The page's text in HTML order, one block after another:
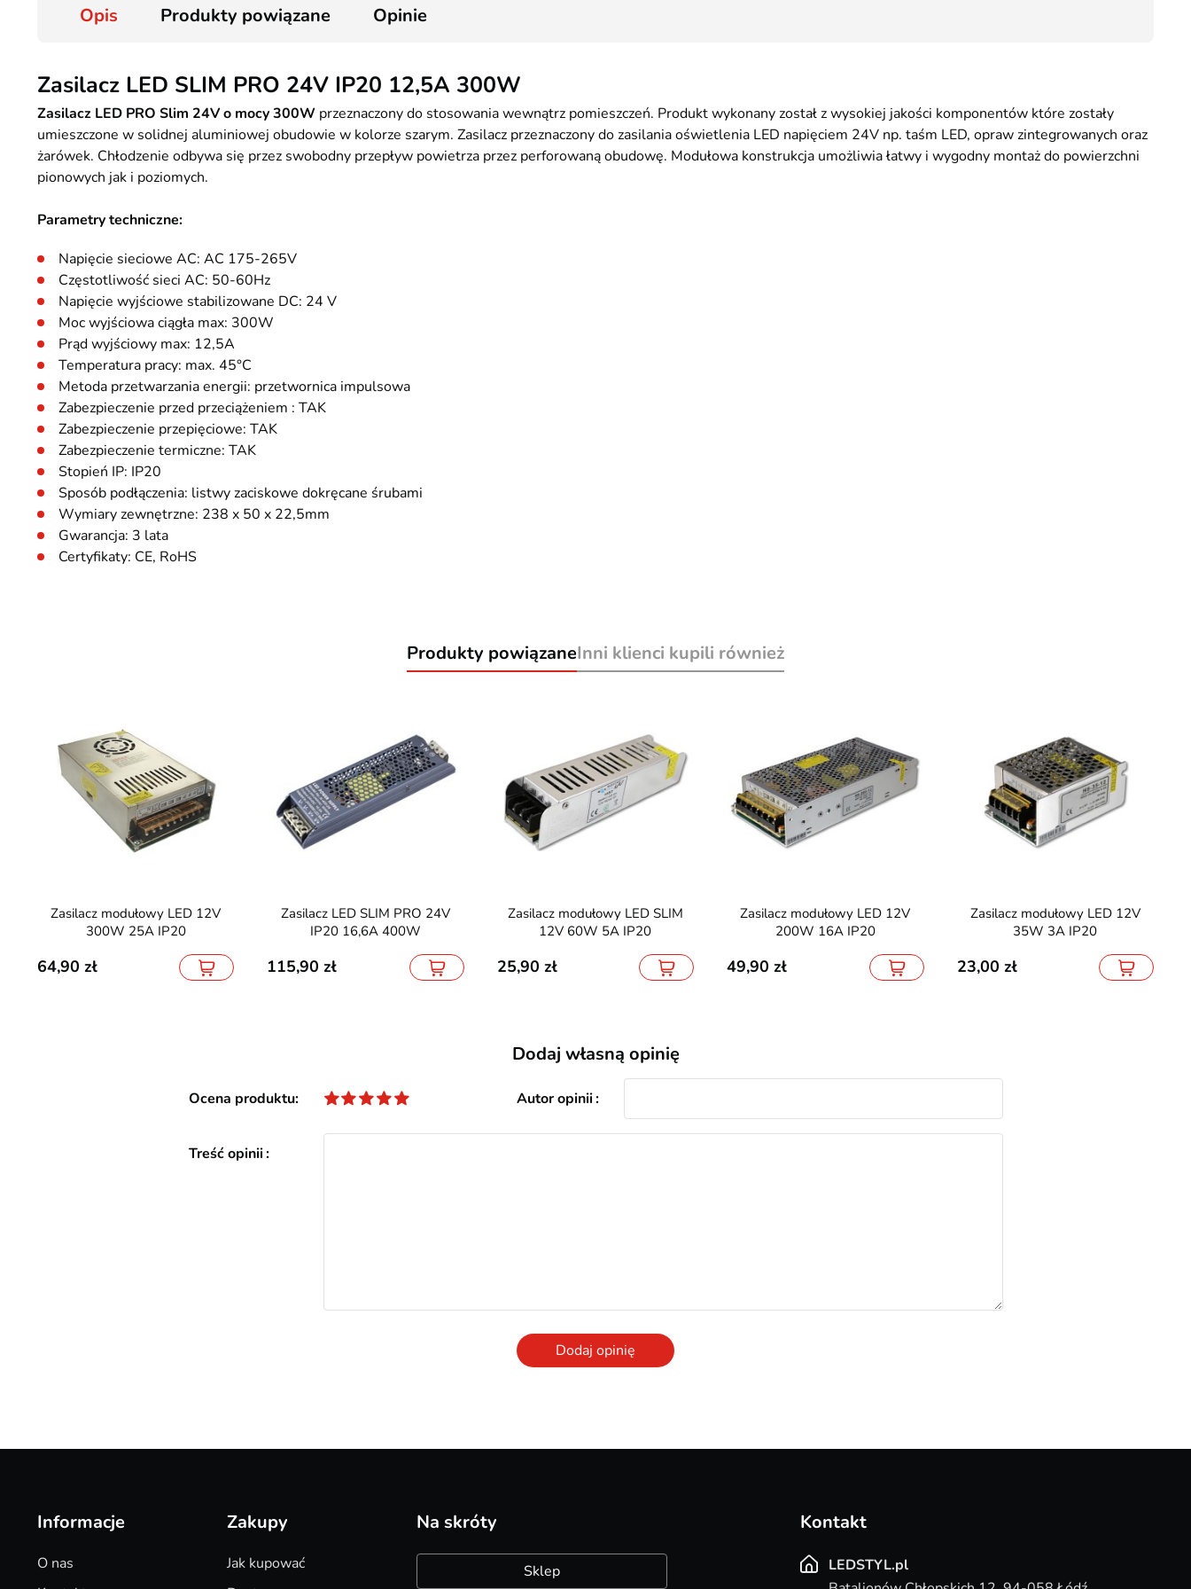
Opis Produkty powiązane Opinie
Zasilacz LED SLIM PRO 24V IP20 12,5A 300W
Zasilacz LED PRO Slim 24V o mocy 300W przeznaczony do stosowania wewnątrz pomieszczeń. Produkt wykonany został z wysokiej jakości komponentów które zostały
umieszczone w solidnej aluminiowej obudowie w kolorze szarym. Zasilacz przeznaczony do zasilania oświetlenia LED napięciem 24V np. taśm LED, opraw zintegrowanych oraz
żarówek. Chłodzenie odbywa się przez swobodny przepływ powietrza przez perforowaną obudowę. Modułowa konstrukcja umożliwia łatwy i wygodny montaż do powierzchni
pionowych jak i poziomych.
Parametry techniczne:
Napięcie sieciowe AC: AC 175-265V
Częstotliwość sieci AC: 50-60Hz
Napięcie wyjściowe stabilizowane DC: 24 V
Moc wyjściowa ciągła max: 300W
Prąd wyjściowy max: 12,5A
Temperatura pracy: max. 45°C
Metoda przetwarzania energii: przetwornica impulsowa
Zabezpieczenie przed przeciążeniem : TAK
Zabezpieczenie przepięciowe: TAK
Zabezpieczenie termiczne: TAK
Stopień IP: IP20
Sposób podłączenia: listwy zaciskowe dokręcane śrubami
Wymiary zewnętrzne: 238 x 50 x 22,5mm
Gwarancja: 3 lata
Certyfikaty: CE, RoHS
Produkty powiązaneInni klienci kupili również
Zasilacz modułowy LED 12V
300W 25A IP20
64,90
Zasilacz LED SLIM PRO 24V
IP20 16,6A 400W
115,90
Zasilacz modułowy LED SLIM
12V 60W 5A IP20
25,90
Zasilacz modułowy LED 12V
200W 16A IP20
49,90
Zasilacz modułowy LED 12V
35W 3A IP20
23,00
Dodaj własną opinię
Ocena produktu Autor opinii
Treść opinii
Dodaj opinię
Informacje
O nas
Zakupy
Jak kupować
Na skróty
Sklep
Kontakt
LEDSTYL.pl